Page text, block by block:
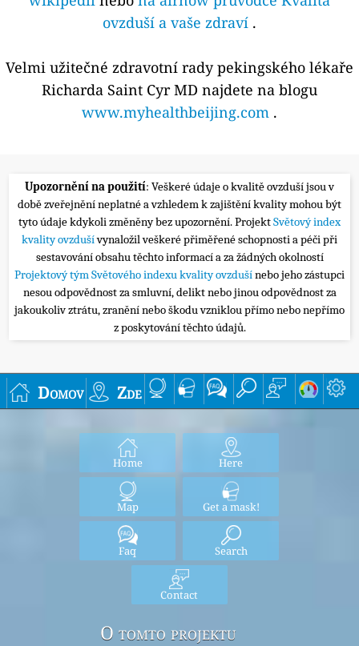
ovzduší a vaše zdraví .
Velmi užitečné zdravotní rady pekingského lékaře
Richarda Saint Cyr MD najdete na blogu
www.myhealthbeijing.com .
Upozornění na použití: Veškeré údaje o kvalitě ovzduší jsou v
době zveřejnění neplatné a vzhledem k zajištění kvality mohou být
tyto údaje kdykoli změněny bez upozornění. ProjektSvětový index
kvality ovzdušívynaložil veškeré přiměřené schopnosti a péči při
sestavování obsahu těchto informací a za žádných okolností
Projektový tým Světového indexu kvality ovzdušínebo jeho zástupci
nesou odpovědnost za smluvní, delikt nebo jinou odpovědnost za
jakoukoliv ztrátu, zranění nebo škodu vzniklou přímo nebo nepřímo
z poskytování těchto údajů.
Domov Zde
Home Here
Map Get a mask!
Faq Search
Contact
O tomto projektu